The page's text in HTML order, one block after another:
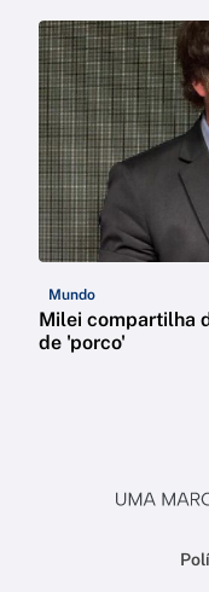
Mundo
Milei compartilha
de 'porco'